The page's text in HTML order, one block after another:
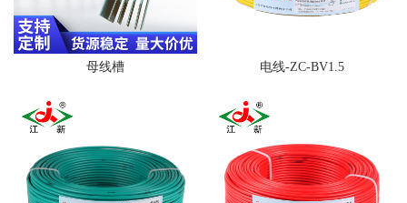
母线槽 电线-ZC-BV1.5